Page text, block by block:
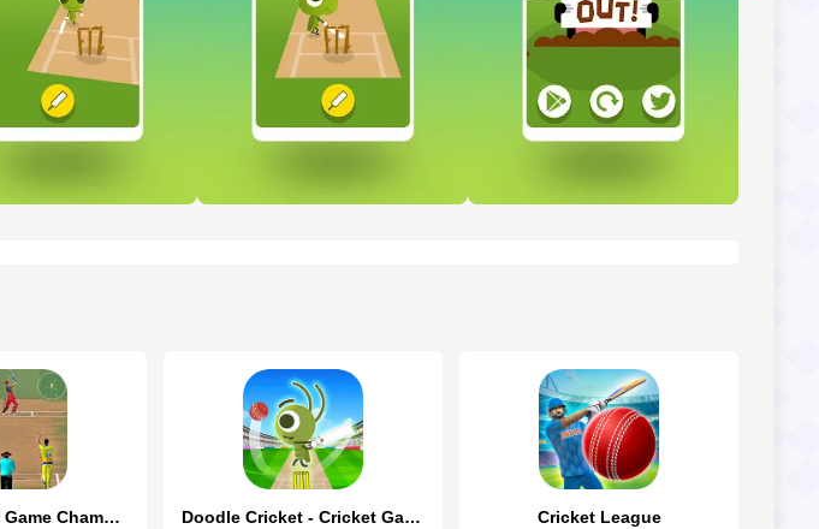
Indian Cricket Game Champion Doodle Cricket - Cricket Game Cricket League